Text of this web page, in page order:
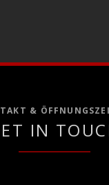
&
IN